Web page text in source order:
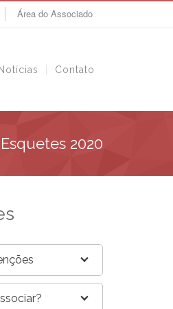
Área do Associado
Notícias Contato
2020